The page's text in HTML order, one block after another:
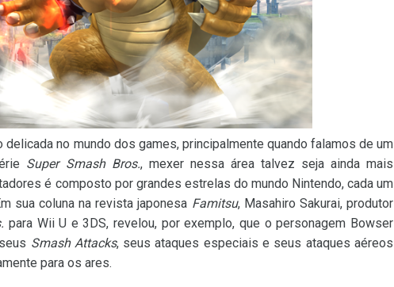
delicada no mundo dos games, principalmente quando falamos de um
Super Smash Bros., mexer nessa área talvez seja ainda mais
é composto por grandes estrelas do mundo Nintendo, cada um
sua coluna na revista japonesa Famitsu, Masahiro Sakurai, produtor
para Wii U e 3DS, revelou, por exemplo, que o personagem Bowser
Smash Attacks, seus ataques especiais e seus ataques aéreos
para os ares.